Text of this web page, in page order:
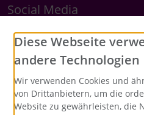
Social Media
Diese Webseite
andere Technologien
Wir verwenden Cookies und
von Drittanbietern, um die
Website zu gewährleisten, die